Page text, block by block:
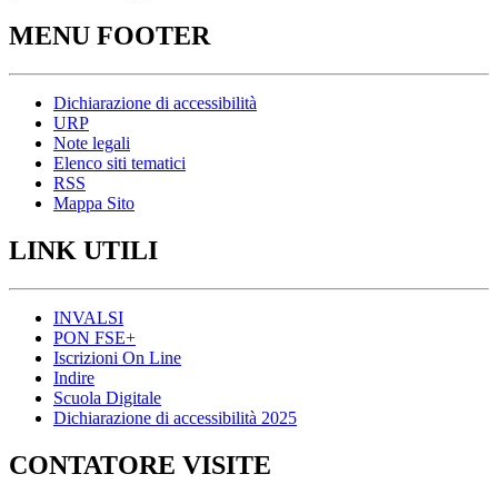
MENU FOOTER
Dichiarazione di accessibilità
URP
Note legali
Elenco siti tematici
RSS
Mappa Sito
LINK UTILI
INVALSI
PON FSE+
Iscrizioni On Line
Indire
Scuola Digitale
Dichiarazione di accessibilità 2025
CONTATORE VISITE